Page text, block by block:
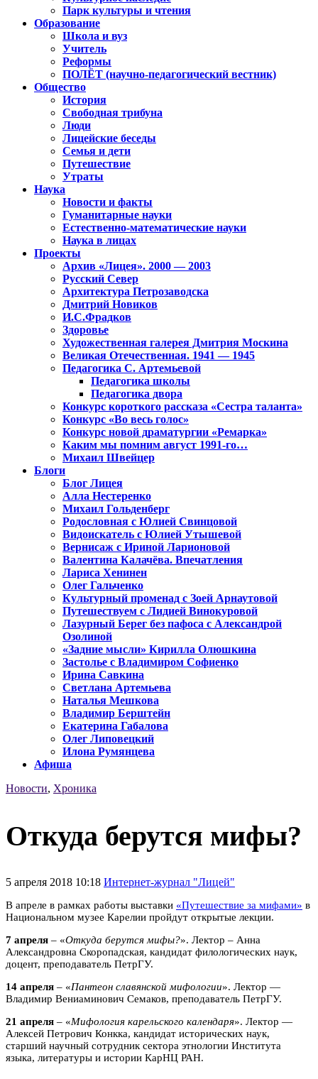
Парк культуры и чтения
Образование
Школа и вуз
Учитель
Реформы
ПОЛЁТ (научно-педагогический вестник)
Общество
История
Свободная трибуна
Люди
Лицейские беседы
Семья и дети
Путешествие
Утраты
Наука
Новости и факты
Гуманитарные науки
Естественно-математические науки
Наука в лицах
Проекты
Архив «Лицея». 2000 — 2003
Русский Север
Архитектура Петрозаводска
Дмитрий Новиков
И.С.Фрадков
Здоровье
Художественная галерея Дмитрия Москина
Великая Отечественная. 1941 — 1945
Педагогика С. Артемьевой
Педагогика школы
Педагогика двора
Конкурс короткого рассказа «Сестра таланта»
Конкурс «Во весь голос»
Конкурс новой драматургии «Ремарка»
Каким мы помним август 1991-го…
Михаил Швейцер
Блоги
Блог Лицея
Алла Нестеренко
Михаил Гольденберг
Родословная с Юлией Свинцовой
Видоискатель с Юлией Утышевой
Вернисаж с Ириной Ларионовой
Валентина Калачёва. Впечатления
Лариса Хенинен
Олег Гальченко
Культурный променад с Зоей Арнаутовой
Путешествуем с Лидией Винокуровой
Лазурный Берег без пафоса с Александрой
Озолиной
«Задние мысли» Кирилла Олюшкина
Застолье с Владимиром Софиенко
Ирина Савкина
Светлана Артемьева
Наталья Мешкова
Владимир Берштейн
Екатерина Габалова
Олег Липовецкий
Илона Румянцева
Афиша
Новости, Хроника
Откуда берутся мифы?
5 апреля 2018 10:18 Интернет-журнал "Лицей"
В апреле в рамках работы выставки «Путешествие за мифами» в
Национальном музее Карелии пройдут открытые лекции.
7 апреля – «Откуда берутся мифы?». Лектор – Анна
Александровна Скоропадская, кандидат филологических наук,
доцент, преподаватель ПетрГУ.
14 апреля – «Пантеон славянской мифологии». Лектор —
Владимир Вениаминович Семаков, преподаватель ПетрГУ.
21 апреля – «Мифология карельского календаря». Лектор —
Алексей Петрович Конкка, кандидат исторических наук,
старший научный сотрудник сектора этнологии Института
языка, литературы и истории КарНЦ РАН.